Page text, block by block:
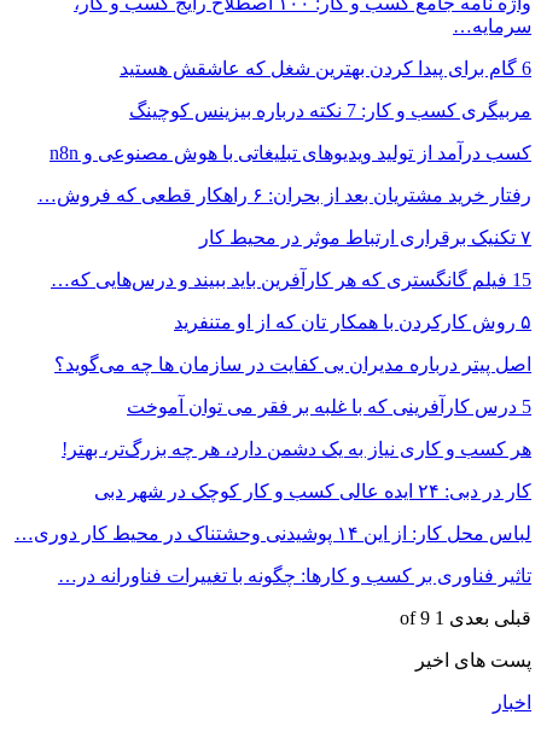
سرمایه…
6 گام برای پیدا کردن بهترین شغل که عاشقش هستید
مربیگری کسب و کار: 7 نکته درباره بیزینس کوچینگ
کسب درآمد از تولید ویدیوهای تبلیغاتی با هوش مصنوعی و n8n
رفتار خرید مشتریان بعد از بحران: ۶ راهکار قطعی که فروش…
۷ تکنیک برقراری ارتباط موثر در محیط کار
15 فیلم گانگستری که هر کارآفرین باید ببیند و درس‌هایی که…
۵ روش کارکردن با همکار تان که از او متنفرید
اصل پیتر درباره مدیران بی کفایت در سازمان ها چه می‌گوید؟
5 درس کارآفرینی که با غلبه بر فقر می توان آموخت
هر کسب و کاری نیاز به یک دشمن دارد، هر چه بزرگ‌تر، بهتر!
کار در دبی: ۲۴ ایده عالی کسب و کار کوچک در شهر دبی
لباس محل کار: از این ۱۴ پوشیدنی وحشتناک در محیط کار دوری…
تاثیر فناوری بر کسب و کارها: چگونه با تغییرات فناورانه در…
قبلی بعدی 1 of 9
پست های اخیر
اخبار